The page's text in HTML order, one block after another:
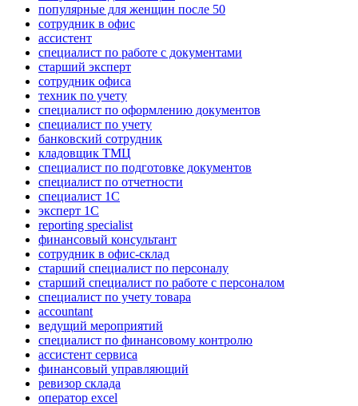
популярные для женщин после 50
сотрудник в офис
ассистент
специалист по работе с документами
старший эксперт
сотрудник офиса
техник по учету
специалист по оформлению документов
специалист по учету
банковский сотрудник
кладовщик ТМЦ
специалист по подготовке документов
специалист по отчетности
специалист 1С
эксперт 1С
reporting specialist
финансовый консультант
сотрудник в офис-склад
старший специалист по персоналу
старший специалист по работе с персоналом
специалист по учету товара
accountant
ведущий мероприятий
специалист по финансовому контролю
ассистент сервиса
финансовый управляющий
ревизор склада
оператор excel